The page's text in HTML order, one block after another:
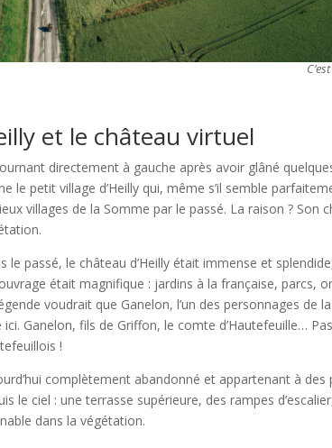
et le château virtuel
directement à gauche après avoir glâné
le petit village d’Heilly qui, même s’il semble
villages de la Somme par le passé. La raison ? Son
le passé, le château d’Heilly était immense et
était magnifique : jardins à la française, parcs,
voudrait que Ganelon, l’un des personnages
ici. Ganelon, fils de Griffon, le comte d’Hautefeuille…
!
complètement abandonné et appartenant à
le ciel : une terrasse supérieure, des rampes
dans la végétation.